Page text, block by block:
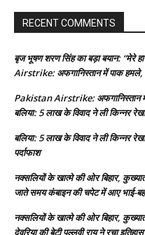
RECENT COMMENTS
बृज भूषण शरण सिंह का बड़ा बयान: “मेरे
Airstrike: अफगानिस्तान में पाक हमले, 7
Pakistan Airstrike: अफगानिस्तान में
बलिया: 5 लाख के विवाद ने ली किन्नर
बलिया: 5 लाख के विवाद ने ली किन्नर
पर्दाफाश
नक्सलियों के खात्मे की ओर बिहार, कुख्यात
जाते समय कंबाइन की चपेट में आए भाई-
नक्सलियों के खात्मे की ओर बिहार, कुख्यात